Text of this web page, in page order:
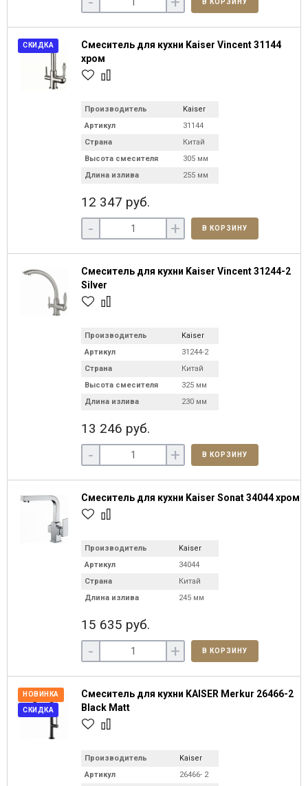
В КОРЗИНУ
СКИДКА
Смеситель для кухни Kaiser Vincent 31144
хром
Производитель
Kaiser
Артикул
31144
Страна
Китай
Высота смесителя
305 мм
Длина излива
255 мм
12 347 руб.
- + В КОРЗИНУ
Смеситель для кухни Kaiser Vincent 31244-2
Silver
Производитель
Kaiser
Артикул
31244-2
Страна
Китай
Высота смесителя
325 мм
Длина излива
230 мм
13 246 руб.
- + В КОРЗИНУ
Смеситель для кухни Kaiser Sonat 34044 хром
Производитель
Kaiser
Артикул
34044
Страна
Китай
Длина излива
245 мм
15 635 руб.
- + В КОРЗИНУ
НОВИНКА
СКИДКА
Смеситель для кухни KAISER Merkur 26466-2
Black Matt
Производитель
Kaiser
Артикул
26466- 2